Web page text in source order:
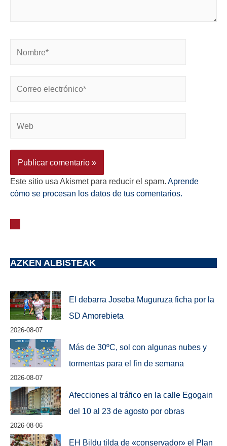
Este sitio usa Akismet para reducir el spam. Aprende
cómo se procesan los datos de tus comentarios.
AZKEN ALBISTEAK
El debarra Joseba Muguruza ficha por la
SD Amorebieta
2026-08-07
Más de 30ºC, sol con algunas nubes y
tormentas para el fin de semana
2026-08-07
Afecciones al tráfico en la calle Egogain
del 10 al 23 de agosto por obras
2026-08-06
EH Bildu tilda de «conservador» el Plan